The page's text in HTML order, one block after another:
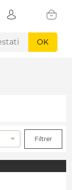
OK
Filtrer